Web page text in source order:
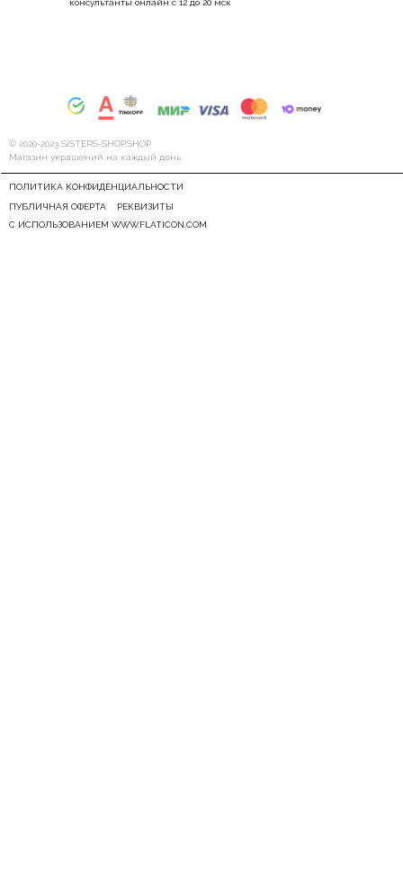
© 2020-2023 SiSTERS-SHOP.SHOP
Магазин украшений на каждый день
РЕКВИЗИТЫ
ПОЛИТИКА КОНФИДЕНЦИАЛЬНОСТИ
ПУБЛИЧНАЯ ОФЕРТА
консультанты онлайн с 12 до 20 мск
С ИСПОЛЬЗОВАНИЕМ WWW.FLATICON.COM